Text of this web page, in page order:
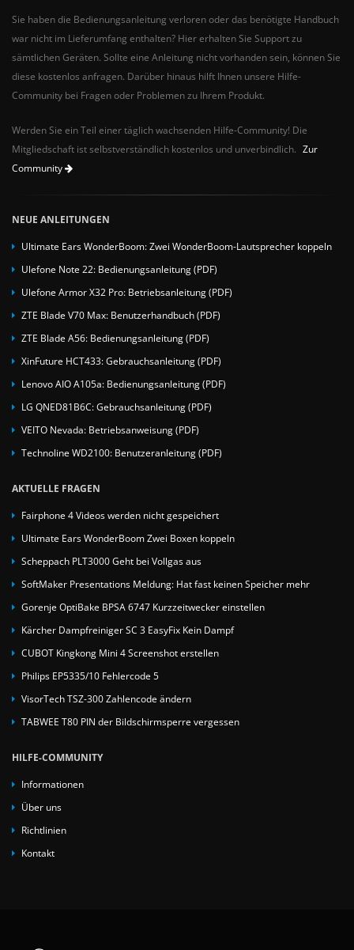
Sie haben die Bedienungsanleitung verloren oder das benötigte Handbuch
war nicht im Lieferumfang enthalten? Hier erhalten Sie Support zu
sämtlichen Geräten. Sollte eine Anleitung nicht vorhanden sein, können Sie
diese kostenlos anfragen. Darüber hinaus hilft Ihnen unsere Hilfe-
Community bei Fragen oder Problemen zu Ihrem Produkt.
Werden Sie ein Teil einer täglich wachsenden Hilfe-Community! Die
Mitgliedschaft ist selbstverständlich kostenlos und unverbindlich. Zur
Community
NEUE ANLEITUNGEN
Ultimate Ears WonderBoom: Zwei WonderBoom-Lautsprecher koppeln
Ulefone Note 22: Bedienungsanleitung (PDF)
Ulefone Armor X32 Pro: Betriebsanleitung (PDF)
ZTE Blade V70 Max: Benutzerhandbuch (PDF)
ZTE Blade A56: Bedienungsanleitung (PDF)
XinFuture HCT433: Gebrauchsanleitung (PDF)
Lenovo AIO A105a: Bedienungsanleitung (PDF)
LG QNED81B6C: Gebrauchsanleitung (PDF)
VEITO Nevada: Betriebsanweisung (PDF)
Technoline WD2100: Benutzeranleitung (PDF)
AKTUELLE FRAGEN
Fairphone 4 Videos werden nicht gespeichert
Ultimate Ears WonderBoom Zwei Boxen koppeln
Scheppach PLT3000 Geht bei Vollgas aus
SoftMaker Presentations Meldung: Hat fast keinen Speicher mehr
Gorenje OptiBake BPSA 6747 Kurzzeitwecker einstellen
Kärcher Dampfreiniger SC 3 EasyFix Kein Dampf
CUBOT Kingkong Mini 4 Screenshot erstellen
Philips EP5335/10 Fehlercode 5
VisorTech TSZ-300 Zahlencode ändern
TABWEE T80 PIN der Bildschirmsperre vergessen
HILFE-COMMUNITY
Informationen
Über uns
Richtlinien
Kontakt